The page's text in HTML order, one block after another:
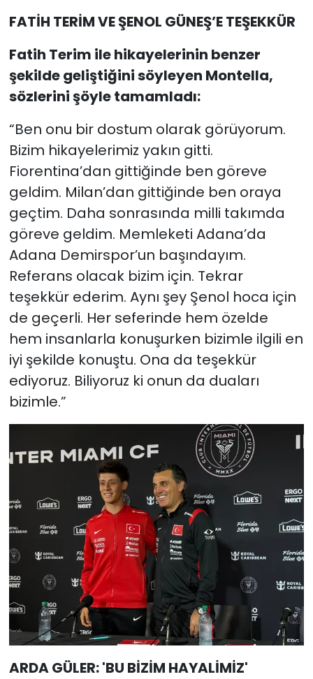
FATİH TERİM VE ŞENOL GÜNEŞ’E TEŞEKKÜR
Fatih Terim ile hikayelerinin benzer
şekilde geliştiğini söyleyen Montella,
sözlerini şöyle tamamladı:
“Ben onu bir dostum olarak görüyorum.
Bizim hikayelerimiz yakın gitti.
Fiorentina’dan gittiğinde ben göreve
geldim. Milan’dan gittiğinde ben oraya
geçtim. Daha sonrasında milli takımda
göreve geldim. Memleketi Adana’da
Adana Demirspor’un başındayım.
Referans olacak bizim için. Tekrar
teşekkür ederim. Aynı şey Şenol hoca için
de geçerli. Her seferinde hem özelde
hem insanlarla konuşurken bizimle ilgili en
iyi şekilde konuştu. Ona da teşekkür
ediyoruz. Biliyoruz ki onun da duaları
bizimle.”
ARDA GÜLER: 'BU BİZİM HAYALİMİZ'